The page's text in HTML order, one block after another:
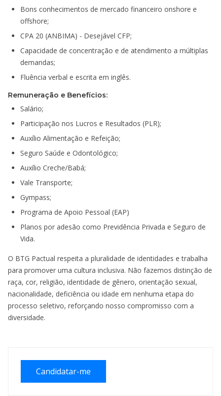
Bons conhecimentos de mercado financeiro onshore e
offshore;
CPA 20 (ANBIMA) - Desejável CFP;
Capacidade de concentração e de atendimento a múltiplas
demandas;
Fluência verbal e escrita em inglês.
Remuneração e Benefícios:
Salário;
Participação nos Lucros e Resultados (PLR);
Auxílio Alimentação e Refeição;
Seguro Saúde e Odontológico;
Auxílio Creche/Babá;
Vale Transporte;
Gympass;
Programa de Apoio Pessoal (EAP)
Planos por adesão como Previdência Privada e Seguro de
Vida.
O BTG Pactual respeita a pluralidade de identidades e trabalha
para promover uma cultura inclusiva. Não fazemos distinção de
raça, cor, religião, identidade de gênero, orientação sexual,
nacionalidade, deficiência ou idade em nenhuma etapa do
processo seletivo, reforçando nosso compromisso com a
diversidade.
Candidatar-me